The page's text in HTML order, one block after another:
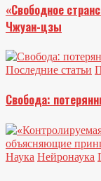
«Свободное
Чжуан-цзы
Последние статьи
Свобода:
Наука Нейронаука